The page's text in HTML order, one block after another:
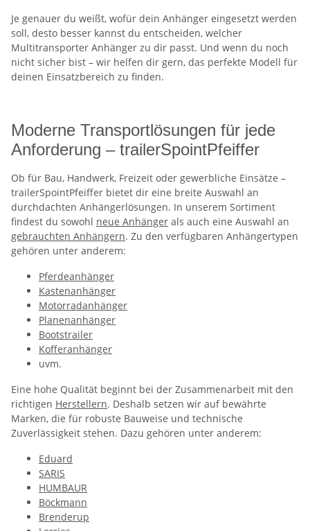
Je genauer du weißt, wofür dein Anhänger eingesetzt werden
soll, desto besser kannst du entscheiden, welcher
Multitransporter Anhänger zu dir passt. Und wenn du noch
nicht sicher bist – wir helfen dir gern, das perfekte Modell für
deinen Einsatzbereich zu finden.
Moderne Transportlösungen für jede
Anforderung – trailerSpointPfeiffer
Ob für Bau, Handwerk, Freizeit oder gewerbliche Einsätze –
trailerSpointPfeiffer bietet dir eine breite Auswahl an
durchdachten Anhängerlösungen. In unserem Sortiment
findest du sowohl neue Anhänger als auch eine Auswahl an
gebrauchten Anhängern. Zu den verfügbaren Anhängertypen
gehören unter anderem:
Pferdeanhänger
Kastenanhänger
Motorradanhänger
Planenanhänger
Bootstrailer
Kofferanhänger
uvm.
Eine hohe Qualität beginnt bei der Zusammenarbeit mit den
richtigen Herstellern. Deshalb setzen wir auf bewährte
Marken, die für robuste Bauweise und technische
Zuverlässigkeit stehen. Dazu gehören unter anderem:
Eduard
SARIS
HUMBAUR
Böckmann
Brenderup